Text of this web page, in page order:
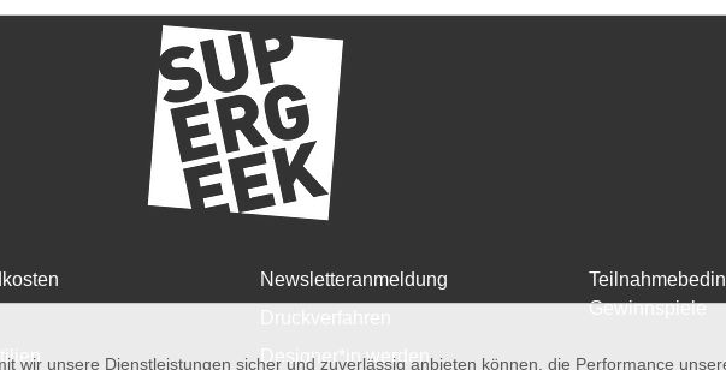
Newsletteranmeldung
Designer*in werden
Gewinnspiele
wir unsere Dienstleistungen sicher und zuverlässig anbieten können, die Performance